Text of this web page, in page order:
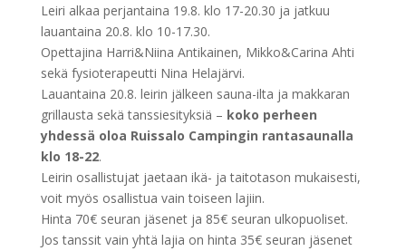
Leiri alkaa perjantaina 19.8. klo 17-20.30 ja jatkuu
lauantaina 20.8. klo 10-17.30.
Opettajina Harri&Niina Antikainen, Mikko&Carina Ahti
sekä fysioterapeutti Nina Helajärvi.
Lauantaina 20.8. leirin jälkeen sauna-ilta ja makkaran
grillausta sekä tanssiesityksiä – koko perheen
yhdessä oloa Ruissalo Campingin rantasaunalla
klo 18-22.
Leirin osallistujat jaetaan ikä- ja taitotason mukaisesti,
voit myös osallistua vain toiseen lajiin.
Hinta 70€ seuran jäsenet ja 85€ seuran ulkopuoliset.
Jos tanssit vain yhtä lajia on hinta 35€ seuran jäsenet